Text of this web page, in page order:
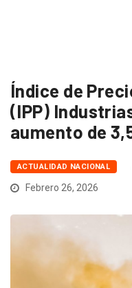
Índice de
(IPP)
aumento de
ACTUALIDAD NACIONAL
Febrero 26, 2026